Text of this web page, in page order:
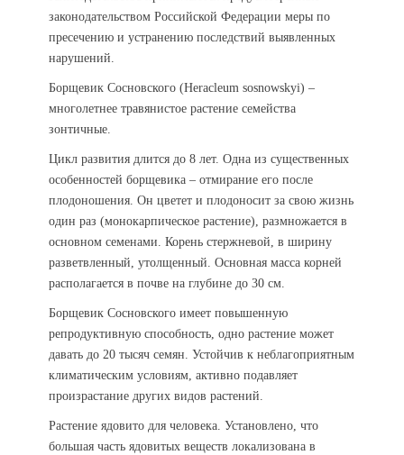
законодательством Российской Федерации меры по
пресечению и устранению последствий выявленных
нарушений.
Борщевик Сосновского (Heracleum sosnowskyi) –
многолетнее травянистое растение семейства
зонтичные.
Цикл развития длится до 8 лет. Одна из существенных
особенностей борщевика – отмирание его после
плодоношения. Он цветет и плодоносит за свою жизнь
один раз (монокарпическое растение), размножается в
основном семенами. Корень стержневой, в ширину
разветвленный, утолщенный. Основная масса корней
располагается в почве на глубине до 30 см.
Борщевик Сосновского имеет повышенную
репродуктивную способность, одно растение может
давать до 20 тысяч семян. Устойчив к неблагоприятным
климатическим условиям, активно подавляет
произрастание других видов растений.
Растение ядовито для человека. Установлено, что
большая часть ядовитых веществ локализована в